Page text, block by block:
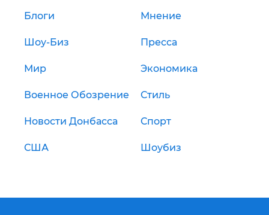
Блоги Мнение
Шоу-Биз Пресса
Мир Экономика
Военное Обозрение Стиль
Новости Донбасса Спорт
США Шоубиз